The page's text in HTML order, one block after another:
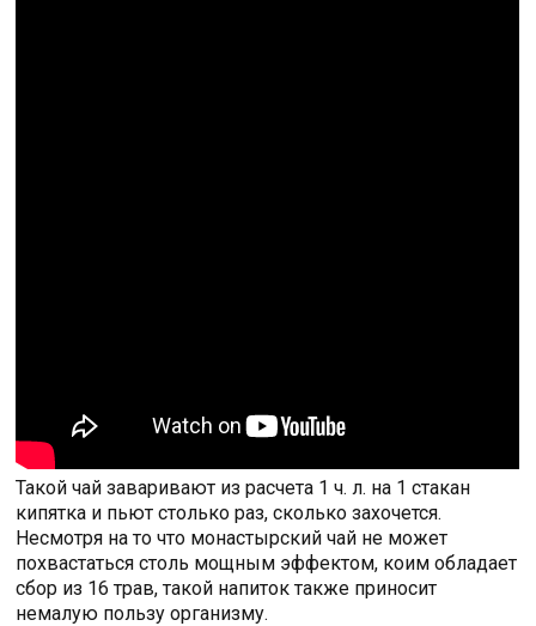
Такой чай заваривают из расчета 1 ч. л. на 1 стакан
кипятка и пьют столько раз, сколько захочется.
Несмотря на то что монастырский чай не может
похвастаться столь мощным эффектом, коим обладает
сбор из 16 трав, такой напиток также приносит
немалую пользу организму.